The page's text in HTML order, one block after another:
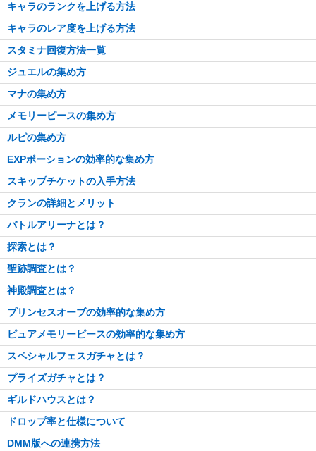
キャラのランクを上げる方法
キャラのレア度を上げる方法
スタミナ回復方法一覧
ジュエルの集め方
マナの集め方
メモリーピースの集め方
ルピの集め方
EXPポーションの効率的な集め方
スキップチケットの入手方法
クランの詳細とメリット
バトルアリーナとは？
探索とは？
聖跡調査とは？
神殿調査とは？
プリンセスオーブの効率的な集め方
ピュアメモリーピースの効率的な集め方
スペシャルフェスガチャとは？
プライズガチャとは？
ギルドハウスとは？
ドロップ率と仕様について
DMM版への連携方法